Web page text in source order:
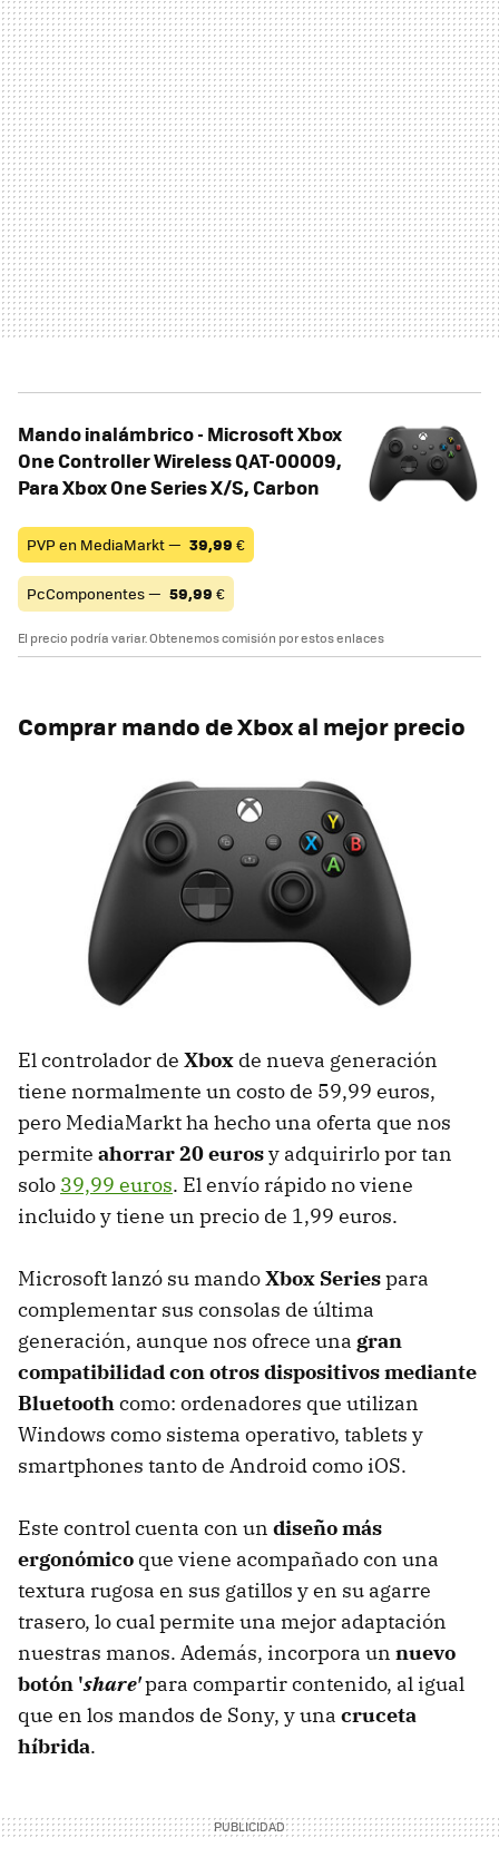
Mando inalámbrico - Microsoft Xbox
One Controller Wireless QAT-00009,
Para Xbox One Series X/S, Carbon
PVP en MediaMarkt — 39,99 €
PcComponentes — 59,99 €
El precio podría variar. Obtenemos comisión por estos enlaces
Comprar mando de Xbox al mejor precio
El controlador de Xbox de nueva generación
tiene normalmente un costo de 59,99 euros,
pero MediaMarkt ha hecho una oferta que nos
permite ahorrar 20 eurosy adquirirlo por tan
solo 39,99 euros. El envío rápido no viene
incluido y tiene un precio de 1,99 euros.
Microsoft lanzó su mandoXbox Seriespara
complementar sus consolas de última
generación, aunque nos ofrece una gran
compatibilidad con otros dispositivos mediante
Bluetoothcomo: ordenadores que utilizan
Windows como sistema operativo, tablets y
smartphones tanto de Android como iOS.
Este control cuenta con un diseño más
ergonómico que viene acompañado con una
textura rugosa en sus gatillos y en su agarre
trasero, lo cual permite una mejor adaptación
nuestras manos. Además, incorpora un nuevo
botón 'share'para compartir contenido, al igual
que en los mandos de Sony, y una cruceta
híbrida.